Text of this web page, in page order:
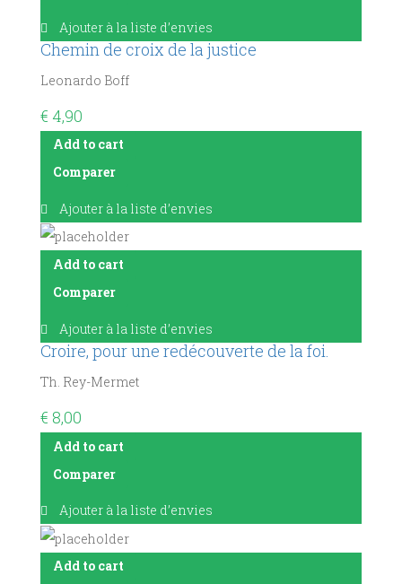
Ajouter à la liste d’envies
Chemin de croix de la justice
Leonardo Boff
€ 4,90
Add to cart
Comparer
Ajouter à la liste d’envies
Add to cart
Comparer
Ajouter à la liste d’envies
Croire, pour une redécouverte de la foi.
Th. Rey-Mermet
€ 8,00
Add to cart
Comparer
Ajouter à la liste d’envies
Add to cart